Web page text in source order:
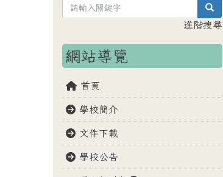
進階搜尋
網站導覽
首頁
學校簡介
文件下載
學校公告